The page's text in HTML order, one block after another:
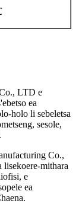
LTD e
ea
holo li sebeletsa
sesole,
Co.,
lisekoere-mithara
e
ea